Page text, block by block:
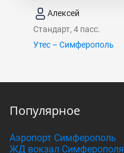
Алексей
Стандарт, 4 пасс.
Утес – Симферополь
Популярное
Аэропорт Симферополь
ЖД вокзал Симферополя